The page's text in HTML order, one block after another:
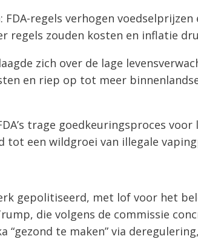
: FDA-regels verhogen
regels zouden kosten en inflatie
zich over de lage
en riep op tot meer
trage goedkeuringsproces voor
tot een wildgroei van illegale
gepolitiseerd, met lof voor het
die volgens de commissie
“gezond te maken” via